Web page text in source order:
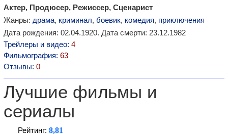
Актер, Продюсер, Режиссер, Сценарист
Жанры: драма, криминал, боевик, комедия, приключения
Дата рождения: 02.04.1920. Дата смерти: 23.12.1982
Трейлеры и видео: 4
Фильмография: 63
Отзывы: 0
Лучшие фильмы и
сериалы
Рейтинг: 8,81